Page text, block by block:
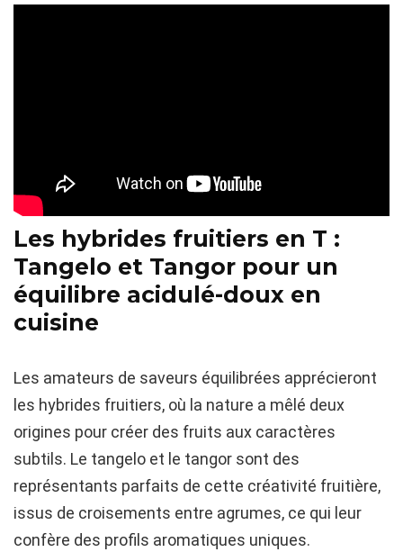
Les hybrides fruitiers en T :
Tangelo et Tangor pour un
équilibre acidulé-doux en
cuisine
Les amateurs de saveurs équilibrées apprécieront
les hybrides fruitiers, où la nature a mêlé deux
origines pour créer des fruits aux caractères
subtils. Le tangelo et le tangor sont des
représentants parfaits de cette créativité fruitière,
issus de croisements entre agrumes, ce qui leur
confère des profils aromatiques uniques.